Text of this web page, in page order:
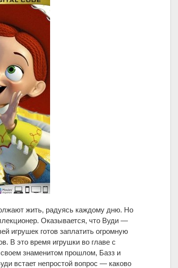
жить, радуясь каждому дню. Но
Оказывается, что Вуди —
игрушек готов заплатить огромную
В это время игрушки во главе с
знаменитом прошлом, Базз и
встает непростой вопрос — каково